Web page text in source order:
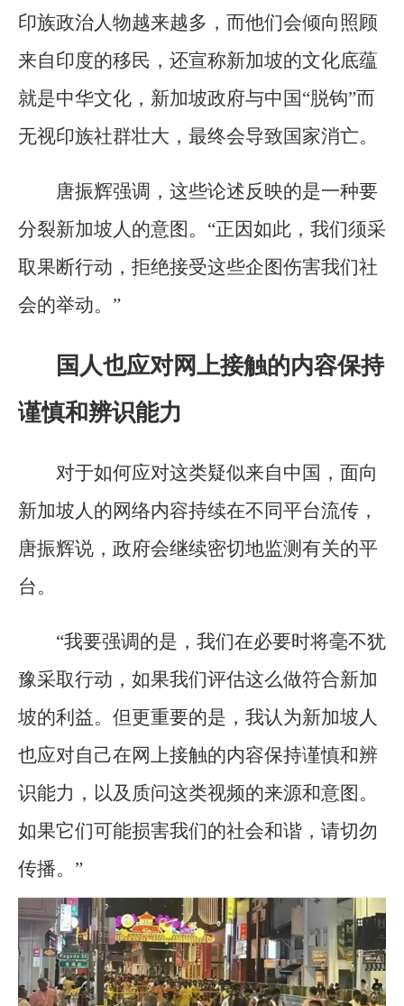
印族政治人物越来越多，而他们会倾向照顾
来自印度的移民，还宣称新加坡的文化底蕴
就是中华文化，新加坡政府与中国“脱钩”而
无视印族社群壮大，最终会导致国家消亡。
唐振辉强调，这些论述反映的是一种要
分裂新加坡人的意图。“正因如此，我们须采
取果断行动，拒绝接受这些企图伤害我们社
会的举动。”
国人也应对网上接触的内容保持
谨慎和辨识能力
对于如何应对这类疑似来自中国，面向
新加坡人的网络内容持续在不同平台流传，
唐振辉说，政府会继续密切地监测有关的平
台。
“我要强调的是，我们在必要时将毫不犹
豫采取行动，如果我们评估这么做符合新加
坡的利益。但更重要的是，我认为新加坡人
也应对自己在网上接触的内容保持谨慎和辨
识能力，以及质问这类视频的来源和意图。
如果它们可能损害我们的社会和谐，请切勿
传播。”